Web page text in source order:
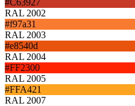
RAL 2002
#f97a31
RAL 2003
#e8540d
RAL 2004
#FF2300
RAL 2005
#FFA421
RAL 2007